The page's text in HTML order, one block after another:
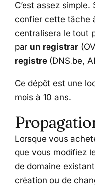
C’est assez
confier cette tâche
centralisera le tout
par un registrar
registre (DNS.be,
Ce dépôt est une
mois à 10 ans.
Lorsque vous
que vous modifiez
de domaine
création ou de